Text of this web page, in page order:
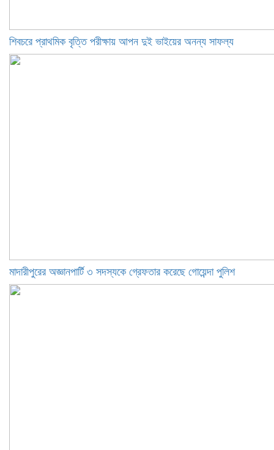
শিবচরে প্রাথমিক বৃত্তি পরীক্ষায় আপন দুই ভাইয়ের অনন্য সাফল্য
মাদারীপুরের অজ্ঞানপার্টি ৩ সদস্যকে গ্রেফতার করেছে গোয়েন্দা পুলিশ